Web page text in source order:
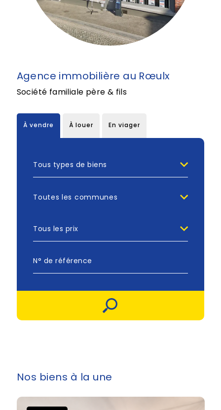
Agence immobilière au Rœulx
Société familiale père & fils
À vendre À louer En viager
Toutes les communes
Nos biens à la une